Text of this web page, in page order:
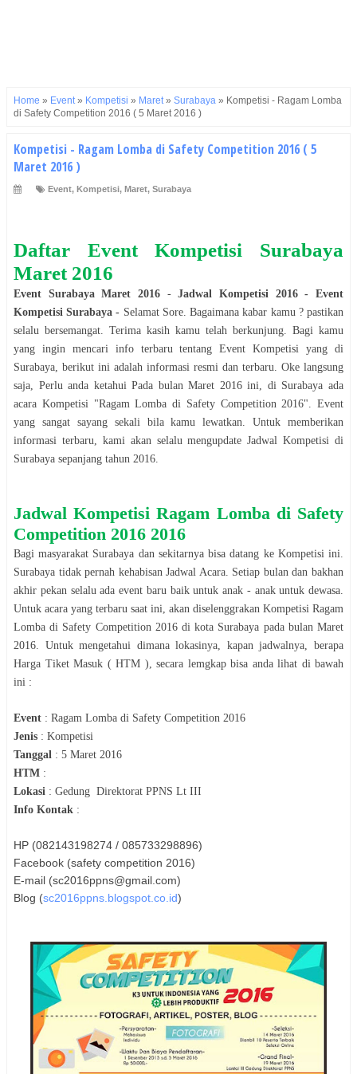
Home » Event» Kompetisi » Maret» Surabaya » Kompetisi - Ragam Lomba
di Safety Competition 2016 ( 5 Maret 2016 )
Kompetisi - Ragam Lomba di Safety Competition 2016 ( 5
Maret 2016 )
Event, Kompetisi, Maret, Surabaya
Daftar EventKompetisi
Surabaya
Maret 2016
Event Surabaya Maret 2016 -JadwalKompetisi 2016- Event
Kompetisi Surabaya - Selamat Sore. Bagaimana kabar kamu ? pastikan
selalu bersemangat. Terima kasih kamu telah berkunjung. Bagi kamu
yang ingin mencari info terbaru tentang EventKompetisi yang di
Surabaya , berikut ini adalah informasi resmi dan terbaru. Oke langsung
saja, Perlu anda ketahui Pada bulanMaret 2016ini, di Surabaya ada
acara Kompetisi "Ragam Lomba di Safety Competition 2016". Event
yang sangat sayang sekali bila kamu lewatkan. Untuk memberikan
informasi terbaru, kami akan selalu mengupdate JadwalKompetisi di
Surabaya sepanjang tahun 2016
JadwalKompetisi Ragam Lomba di Safety
Competition 2016 2016
Bagi masyarakat Surabaya dan sekitarnya bisa datang ke Kompetisi ini.
Surabaya tidak pernah kehabisan Jadwal Acara. Setiap bulan dan bakhan
akhir pekan selalu ada event baru baik untuk anak - anak untuk dewasa.
Untuk acara yang terbaru saat ini, akan diselenggrakan Kompetisi Ragam
Lomba di Safety Competition 2016di kota Surabaya pada bulanMaret
2016 . Untuk mengetahui dimana lokasinya, kapan jadwalnya, berapa
Harga Tiket Masuk ( HTM ), secara lemgkap bisa anda lihat di bawah
ini :
Event : Ragam Lomba di Safety Competition 2016
Jenis : Kompetisi
Tanggal : 5 Maret 2016
HTM :
Lokasi : Gedung Direktorat PPNS Lt III
Info Kontak :
HP (082143198274 / 085733298896)
Facebook (safety competition 2016)
E-mail (sc2016ppns@gmail.com)
Blog (sc2016ppns.blogspot.co.id)